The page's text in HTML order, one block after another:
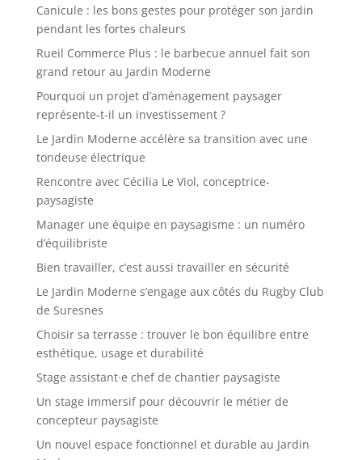
Canicule : les bons gestes pour protéger son jardin
pendant les fortes chaleurs
Rueil Commerce Plus : le barbecue annuel fait son
grand retour au Jardin Moderne
Pourquoi un projet d’aménagement paysager
représente-t-il un investissement ?
Le Jardin Moderne accélère sa transition avec une
tondeuse électrique
Rencontre avec Cécilia Le Viol, conceptrice-
paysagiste
Manager une équipe en paysagisme : un numéro
d’équilibriste
Bien travailler, c’est aussi travailler en sécurité
Le Jardin Moderne s’engage aux côtés du Rugby Club
de Suresnes
Choisir sa terrasse : trouver le bon équilibre entre
esthétique, usage et durabilité
Stage assistant·e chef de chantier paysagiste
Un stage immersif pour découvrir le métier de
concepteur paysagiste
Un nouvel espace fonctionnel et durable au Jardin